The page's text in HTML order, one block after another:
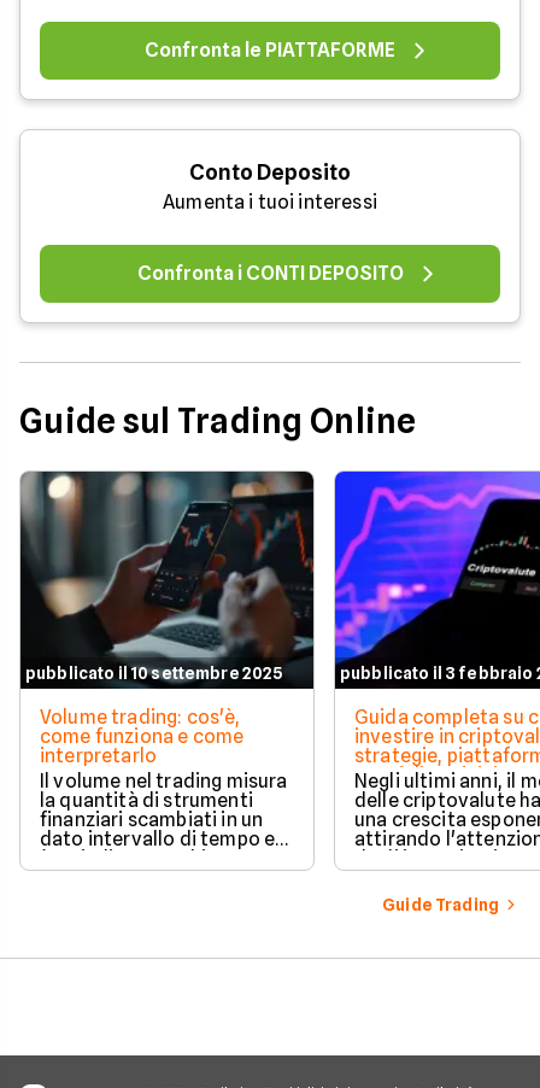
Confronta le PIATTAFORME
Conto Deposito
Aumenta i tuoi interessi
Confronta i CONTI DEPOSITO
Guide sul Trading Online
pubblicato il 10 settembre 2025
Volume trading: cos'è,
come funziona e come
interpretarlo
Il volume nel trading misura
la quantità di strumenti
finanziari scambiati in un
dato intervallo di tempo ed
valutare la forza e
trend, individuare zone di
pubblicato il 3 febbraio
Guida completa su
investire in
strategie,
consigli per iniziare
Negli ultimi anni, il
delle criptovalute
una crescita
attirando
istituzionali.
Guide Trading